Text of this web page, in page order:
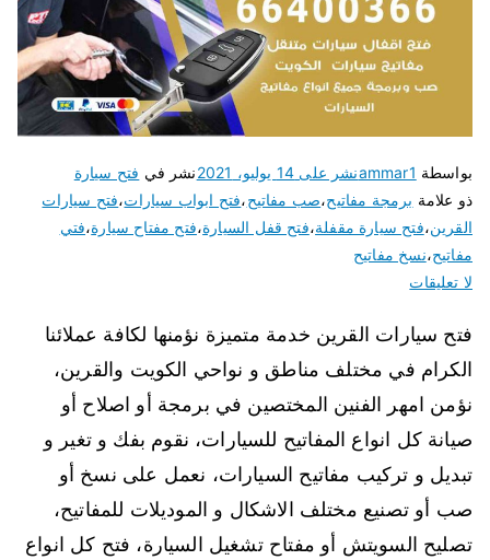
بواسطة ammar1نشر على 14 يوليو، 2021 نشر في فتح سيارة
ذو علامة برمجة مفاتيح،صب مفاتيح،فتح ابواب سيارات،فتح سيارات
القرين،فتح سيارة مقفلة،فتح قفل السيارة،فتح مفتاح سيارة،فتي
مفاتيح،نسخ مفاتيح
لا تعليقات
فتح سيارات القرين خدمة متميزة نؤمنها لكافة عملائنا
الكرام في مختلف مناطق و نواحي الكويت والقرين،
نؤمن امهر الفنين المختصين في برمجة أو اصلاح أو
صيانة كل انواع المفاتيح للسيارات، نقوم بفك و تغير و
تبديل و تركيب مفاتيح السيارات، نعمل على نسخ أو
صب أو تصنيع مختلف الاشكال و الموديلات للمفاتيح،
تصليح السويتش أو مفتاح تشغيل السيارة، فتح كل انواع